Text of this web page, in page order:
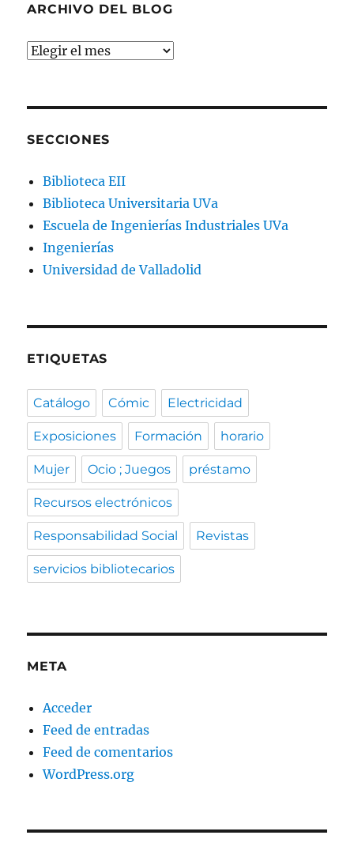
ARCHIVO DEL BLOG
Archivo
SECCIONES
Biblioteca EII
Biblioteca Universitaria UVa
Escuela de Ingenierías Industriales UVa
Ingenierías
Universidad de Valladolid
ETIQUETAS
Catálogo Cómic Electricidad
Exposiciones Formación horario
Mujer Ocio ; Juegos préstamo
Recursos electrónicos
Responsabilidad Social Revistas
servicios bibliotecarios
META
Acceder
Feed de entradas
Feed de comentarios
WordPress.org